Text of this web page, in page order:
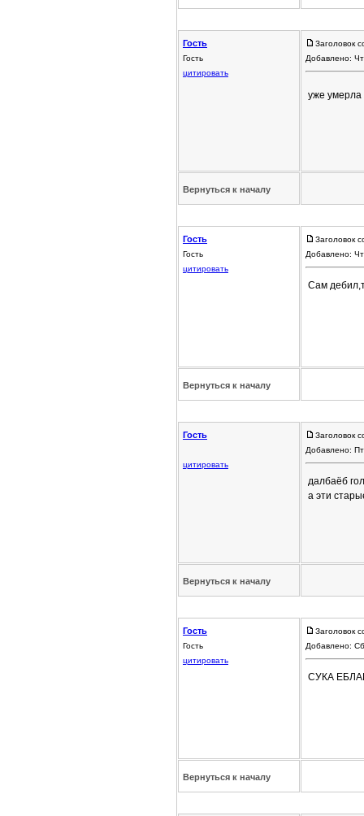
Гость
Гость
цитировать
Заголовок
Добавлено:
уже умерла
Вернуться к началу
Гость
Гость
цитировать
Заголовок
Добавлено:
Сам
Вернуться к началу
Гость
цитировать
Заголовок
Добавлено:
далбаёб
а эти
Вернуться к началу
Гость
Гость
цитировать
Заголовок
Добавлено:
СУКА
Вернуться к началу